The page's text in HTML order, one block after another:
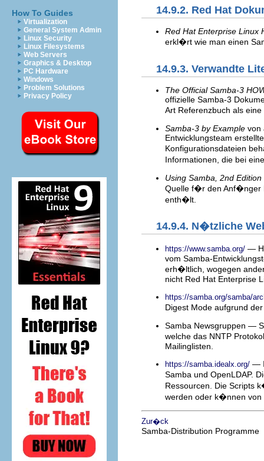
How To Guides
Virtualization
General System Admin
Linux Security
Linux Filesystems
Web Servers
Graphics & Desktop
PC Hardware
Windows
Problem Solutions
Privacy Policy
14.9.2. Red Hat
Red Hat Enterprise Linux
erkl�rt wie man einen
14.9.3. Verwandte
The Official Samba-3
offizielle Samba-3
Art Referenzbuch als
Samba-3 by Example von
Entwicklungsteam
Konfigurationsdateien
Informationen, die bei
Using Samba, 2nd Edition
Quelle f�r den Anf�nger
enth�lt.
14.9.4. N�tzliche
https://www.samba.org/ —
vom Samba-
erh�ltlich, wogegen
nicht Red Hat Enterprise
https://samba.org/samba/
Digest Mode aufgrund
Samba Newsgruppen —
welche das NNTP
Mailinglisten.
https://samba.idealx.org/ —
Samba und OpenLDAP.
Ressourcen. Die Scripts
werden oder k�nnen von
Zur�ck
Samba-Distribution Programme